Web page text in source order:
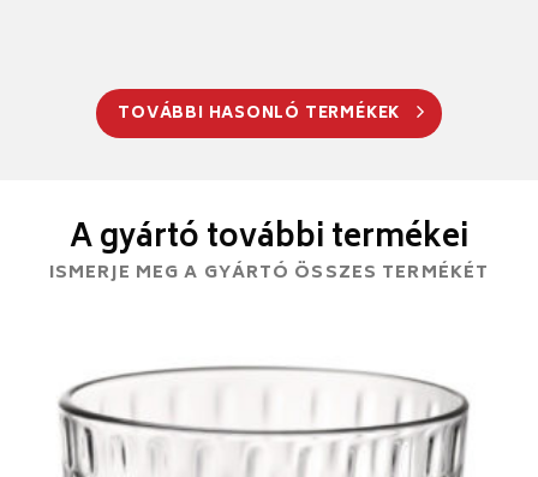
TOVÁBBI HASONLÓ TERMÉKEK
A gyártó további termékei
ISMERJE MEG A GYÁRTÓ ÖSSZES TERMÉKÉT